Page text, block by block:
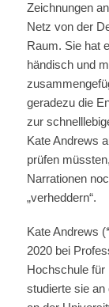
Zeichnungen
Netz von der
Raum. Sie hat
händisch und
geradezu die
zur
Kate Andrews
prüfen
Narrationen
„verheddern“.
Kate Andrews
2020 bei
Hochschule für
studierte sie an